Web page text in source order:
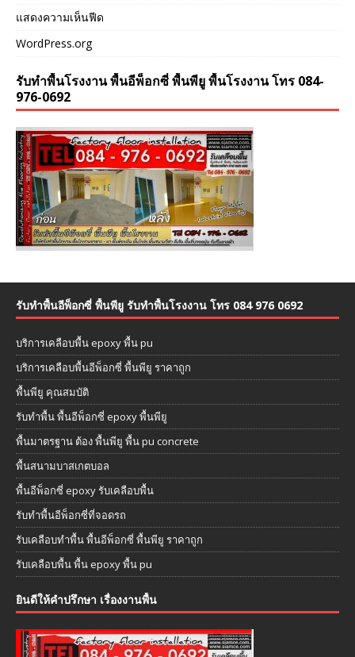
แสดงความเห็นฟีด
WordPress.org
รับทำพื้นโรงงาน พื้นอีพ็อกซี่ พื้นพียู พื้นโรงงาน โทร 084-
976-0692
รับทำพื้นอีพ็อกซี่ พื้นพียู รับทำพื้นโรงงาน โทร 084 976 0692
บริการเคลือบพื้น epoxy พื้น pu
บริการเคลือบพื้นอีพ็อกซี่ พื้นพียู ราคาถูก
พื้นพียู คุณสมบัติ
รับทำพื้น พื้นอีพ็อกซี่ epoxy พื้นพียู
พื้นมาตรฐาน ต้อง พื้นพียู พื้น pu concrete
พื้นสนามบาสเกตบอล
พื้นอีพ็อกซี่ epoxy รับเคลือบพื้น
รับทำพื้นอีพ็อกซี่ที่จอดรถ
รับเคลือบทำพื้น พื้นอีพ็อกซี่ พื้นพียู ราคาถูก
รับเคลือบพื้น พื้น epoxy พื้น pu
ยินดีให้คำปรึกษา เรื่องงานพื้น